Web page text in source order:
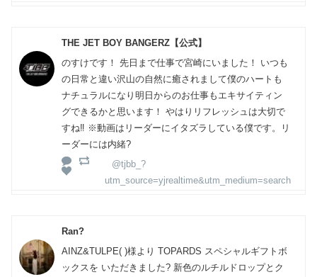
THE JET BOY BANGERZ【公式】
のすけです！ 先日まで仕事で宮崎にいました！ いつも
の日常と違い沢山の自然に癒されまして僕のハートも
ナチュラルになり明日からのお仕事もエキサイティン
グできるかと思います！ やはりリフレッシュは大切で
すね‼️ ※動画はリーダーにイタズラしている僕です。リ
ーダーには内緒?
@tjbb_?
utm_source=yjrealtime&utm_medium=search
Ran?
AINZ&TULPE( )様より TOPARDS スペシャルギフトボ
ックスを いただきました? 新色のルチルドロップとク